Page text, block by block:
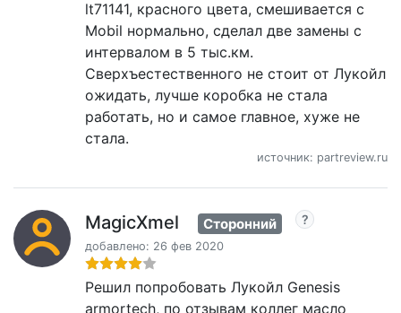
lt71141, красного цвета, смешивается с
Mobil нормально, сделал две замены с
интервалом в 5 тыс.км.
Сверхъестественного не стоит от Лукойл
ожидать, лучше коробка не стала
работать, но и самое главное, хуже не
стала.
источник: partreview.ru
MagicXmel Сторонний
добавлено: 26 фев 2020
Решил попробовать Лукойл Genesis
armortech, по отзывам коллег масло